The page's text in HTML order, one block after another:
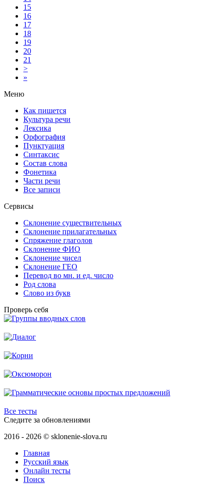
15
16
17
18
19
20
21
>
»
Меню
Как пишется
Культура речи
Лексика
Орфография
Пунктуация
Синтаксис
Состав слова
Фонетика
Части речи
Все записи
Сервисы
Склонение существительных
Склонение прилагательных
Спряжение глаголов
Склонение ФИО
Склонение чисел
Склонение ГЕО
Перевод во мн. и ед. число
Род слова
Слово из букв
Проверь себя
Все тесты
Следите за обновлениями
2016 - 2026 © sklonenie-slova.ru
Главная
Русский язык
Онлайн тесты
Поиск